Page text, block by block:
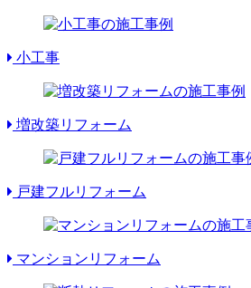
小工事
増改築リフォーム
戸建フルリフォーム
マンションリフォーム